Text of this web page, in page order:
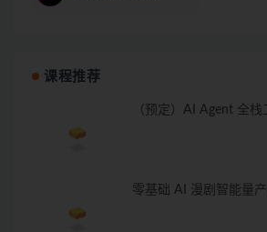
课程推荐
（预定）AI Agent 全
零基础 AI 漫剧智能量